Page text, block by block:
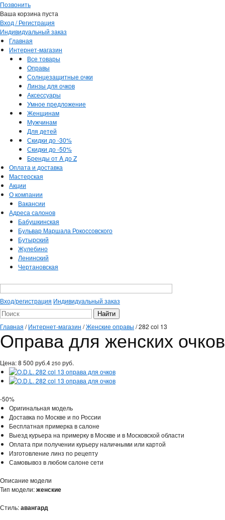
Позвонить
Ваша корзина пуста
Вход / Регистрация
Индивидуальный заказ
Главная
Интернет-магазин
Все товары
Оправы
Солнцезащитные очки
Линзы для очков
Аксессуары
Умное предложение
Женщинам
Мужчинам
Для детей
Скидки до -30%
Скидки до -50%
Бренды от A до Z
Оплата и доставка
Мастерская
Акции
О компании
Вакансии
Адреса салонов
Бабушкинская
Бульвар Маршала Рокоссовского
Бутырский
Жулебино
Ленинский
Чертановская
Вход/регистрация Индивидуальный заказ
Главная /Интернет-магазин /Женские оправы /282 сol 13
Оправа для женских
Цена:8 500 руб.4 250 руб.
-50%
Оригинальная модель
Доставка по Москве и по России
Бесплатная примерка в салоне
Выезд курьера на примерку в Москве и в Московской области
Оплата при получении курьеру наличными или картой
Изготовление линз по рецепту
Самовывоз в любом салоне сети
Описание модели
Тип модели:женские
Стиль:авангард